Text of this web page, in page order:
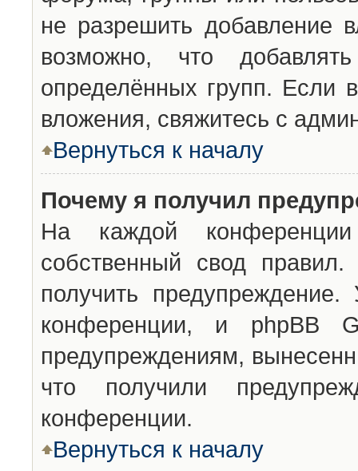
не разрешить добавление
возможно, что
определённых групп. Если
вложения, свяжитесь с
Вернуться к началу
Почему я получил
На каждой конференции
собственный свод
получить
конференции, и phpBB
предупреждениям,
что получили
конференции.
Вернуться к началу